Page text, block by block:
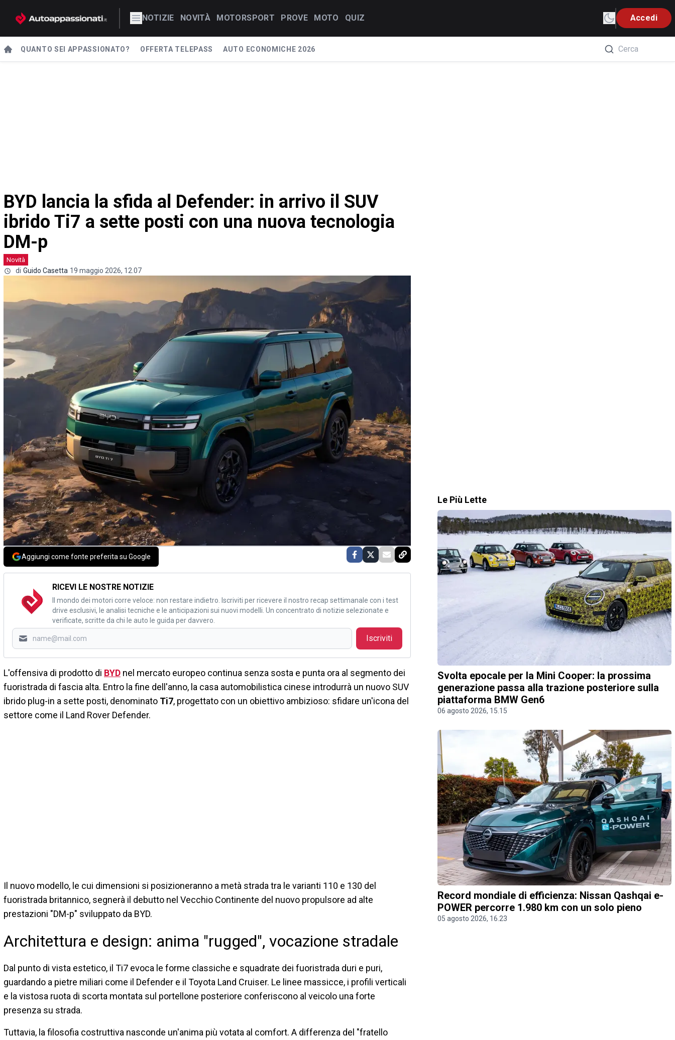
NOTIZIE NOVITÀ MOTORSPORT PROVE MOTO QUIZ Accedi
QUANTO SEI APPASSIONATO? OFFERTA TELEPASS AUTO ECONOMICHE 2026
BYD lancia la sfida al Defender: in arrivo il SUV
ibrido Ti7 a sette posti con una nuova tecnologia
DM-p
Novità
di Guido Casetta 19 maggio 2026, 12.07
Aggiungi come fonte preferita su Google
RICEVI LE NOSTRE NOTIZIE
Il mondo dei motori corre veloce: non restare indietro. Iscriviti per ricevere il nostro recap settimanale con i test
drive esclusivi, le analisi tecniche e le anticipazioni sui nuovi modelli. Un concentrato di notizie selezionate e
verificate, scritte da chi le auto le guida per davvero.
Iscriviti
L'offensiva di prodotto di BYD nel mercato europeo continua senza sosta e punta ora al segmento dei
fuoristrada di fascia alta. Entro la fine dell'anno, la casa automobilistica cinese introdurrà un nuovo SUV
ibrido plug-in a sette posti, denominato Ti7, progettato con un obiettivo ambizioso: sfidare un'icona del
settore come il Land Rover Defender.
Il nuovo modello, le cui dimensioni si posizioneranno a metà strada tra le varianti 110 e 130 del
fuoristrada britannico, segnerà il debutto nel Vecchio Continente del nuovo propulsore ad alte
prestazioni "DM-p" sviluppato da BYD.
Architettura e design: anima "rugged", vocazione stradale
Dal punto di vista estetico, il Ti7 evoca le forme classiche e squadrate dei fuoristrada duri e puri,
guardando a pietre miliari come il Defender e il Toyota Land Cruiser. Le linee massicce, i profili verticali
e la vistosa ruota di scorta montata sul portellone posteriore conferiscono al veicolo una forte
presenza su strada.
Tuttavia, la filosofia costruttiva nasconde un'anima più votata al comfort. A differenza del "fratello
Le Più Lette
Svolta epocale per la Mini Cooper: la prossima
generazione passa alla trazione posteriore sulla
piattaforma BMW Gen6
06 agosto 2026, 15.15
Record mondiale di efficienza: Nissan Qashqai e-
POWER percorre 1.980 km con un solo pieno
05 agosto 2026, 16.23